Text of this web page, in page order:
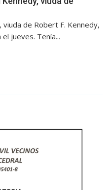
viuda de Robert F. Kennedy,
jueves. Tenía...